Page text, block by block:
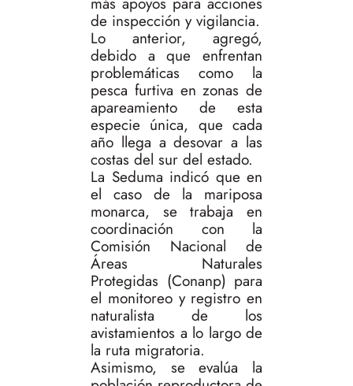
de inspección y vigilancia.
Lo anterior, agregó,
debido a que enfrentan
problemáticas como la
pesca furtiva en zonas de
apareamiento de esta
especie única, que cada
año llega a desovar a las
costas del sur del estado.
La Seduma indicó que en
el caso de la mariposa
monarca, se trabaja en
coordinación con la
Comisión Nacional de
Áreas Naturales
Protegidas (Conanp) para
el monitoreo y registro en
naturalista de los
avistamientos a lo largo de
la ruta migratoria.
Asimismo, se evalúa la